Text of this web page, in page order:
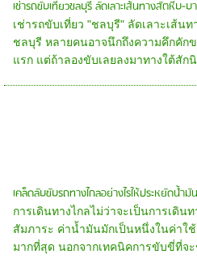
เช่ารถขับเที่ยวชลบุรี ลัดเลาะเส้นทางสัตหีบ-บ
เช่ารถขับเที่ยว "ชลบุรี" ลัดเลาะเส้น
ชลบุรี หลายคนอาจนึกถึงความคึกคัก
แรก แต่ถ้าลองขับเลยลงมาทางใต้สั
เคล็ดลับขับรถทางไกลอย่างไรให้ประหยัดน้ำมัน
การเดินทางไกลไม่ว่าจะเป็นการเดิน
สัมภาระ ค่าน้ำมันมักเป็นหนึ่งในค่าใ
มากที่สุด นอกจากเทคนิคการขับขี่ที่จ